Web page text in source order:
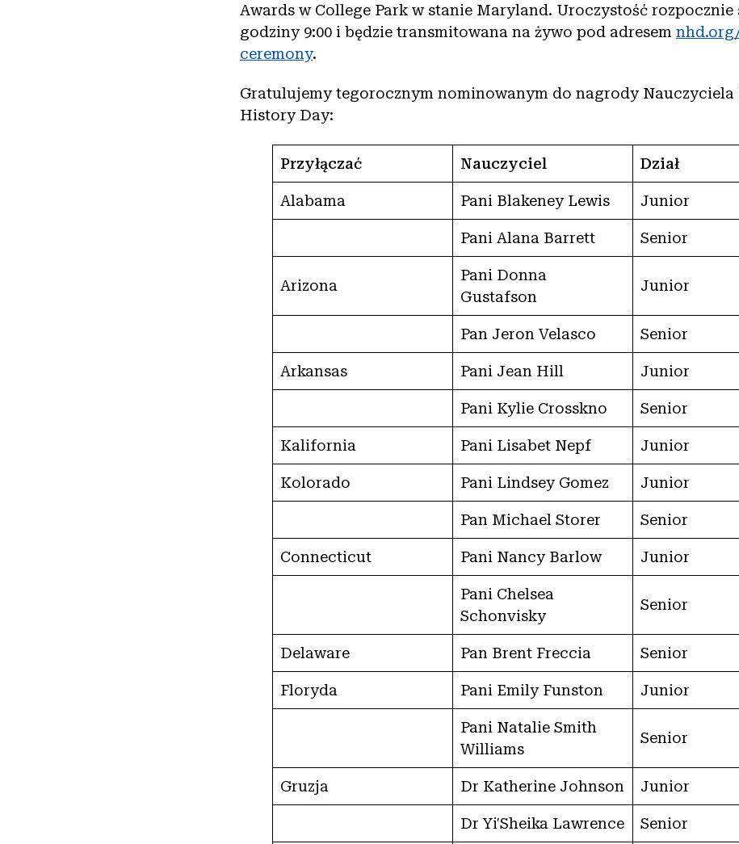
Awards w College Park w stanie Maryland. Uroczystość rozpocznie
godziny 9:00 i będzie transmitowana na żywo pod adresem
ceremony.
Gratulujemy tegorocznym nominowanym do nagrody Nauczyciela
History Day:
Przyłączać Nauczyciel Dział
Alabama Pani Blakeney Lewis Junior
Pani Alana Barrett Senior
Arizona
Pani Donna
Gustafson
Junior
Pan Jeron Velasco Senior
Arkansas Pani Jean Hill Junior
Pani Kylie Crosskno Senior
Kalifornia Pani Lisabet Nepf Junior
Kolorado Pani Lindsey Gomez Junior
Pan Michael Storer Senior
Connecticut Pani Nancy Barlow Junior
Pani Chelsea
Schonvisky
Senior
Delaware Pan Brent Freccia Senior
Floryda Pani Emily Funston Junior
Pani Natalie Smith
Williams
Senior
Gruzja Dr Katherine Johnson Junior
Dr Yi'Sheika Lawrence Senior